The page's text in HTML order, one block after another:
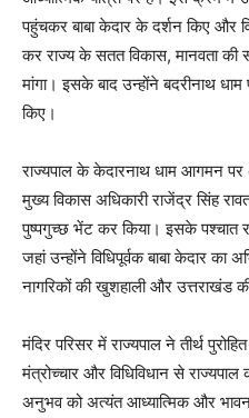
पहुंचकर बाबा केदार के दर्शन किए और
कर राज्य के सतत विकास, मानवता की
मांगा। इसके बाद उन्होंने बदरीनाथ
किए।
राज्यपाल के केदारनाथ धाम आगमन पर
मुख्य विकास अधिकारी राजेंद्र सिंह
पुष्पगुच्छ भेंट कर किया। इसके पश्चात
जहां उन्होंने विधिपूर्वक बाबा केदार
नागरिकों की खुशहाली और उत्तराखंड
मंदिर परिसर में राज्यपाल ने तीर्थ
मंत्रोच्चार और विधिविधान से
अनुभव को अत्यंत आध्यात्मिक और